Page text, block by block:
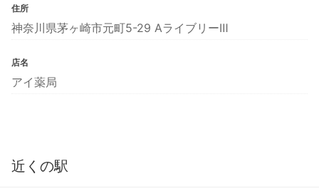
住所
神奈川県茅ヶ崎市元町5-29 AライブリーⅢ
店名
アイ薬局
近くの駅